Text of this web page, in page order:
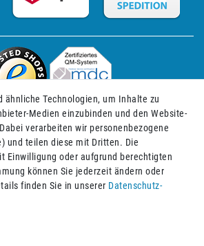
Daten­schutz­erklärung AGB
ähnliche Technologien, um Inhalte zu
Medien einzubinden und den Website-
verarbeiten wir personenbezogene
und teilen diese mit Dritten. Die
Einwilligung oder aufgrund berechtigten
können Sie jederzeit ändern oder
finden Sie in unserer Daten­schutz­